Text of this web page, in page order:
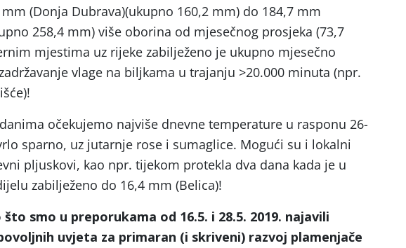
(Donja Dubrava)(ukupno 160,2 mm) do 184,7 mm
258,4 mm) više oborina od mjesečnog prosjeka (73,7
mjestima uz rijeke zabilježeno je ukupno mjesečno
vlage na biljkama u trajanju >20.000 minuta (npr.
očekujemo najviše dnevne temperature u rasponu 26-
sparno, uz jutarnje rose i sumaglice. Mogući su i lokalni
pljuskovi, kao npr. tijekom protekla dva dana kada je u
zabilježeno do 16,4 mm (Belica)!
što smo u preporukama od 16.5. i 28.5. 2019. najavili
uvjeta za primaran (i skriveni) razvoj plamenjače